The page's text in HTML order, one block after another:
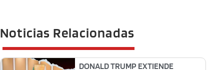
Noticias Relacionadas
DONALD TRUMP EXTIENDE